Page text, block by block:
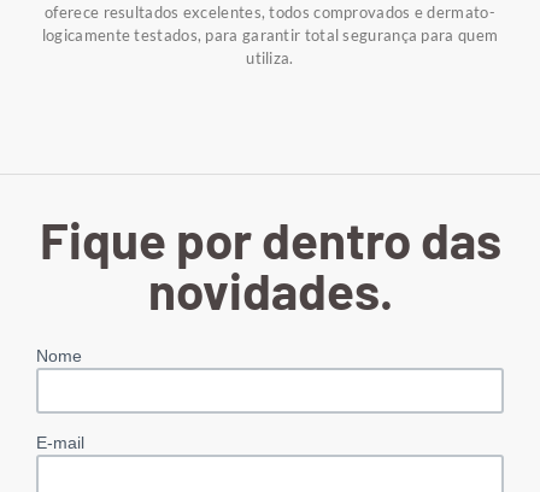
oferece resultados excelentes, todos comprovados e dermato-
logicamente testados, para garantir total segurança para quem
utiliza.
Fique por dentro das
novidades.
Nome
E-mail